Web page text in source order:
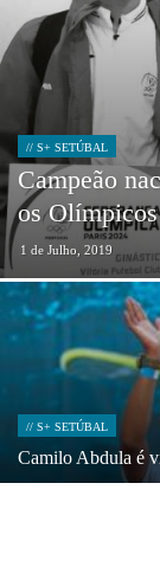
// S+ SETÚBAL
Campeão
os Olímpicos
1 de Julho, 2019
// S+ SETÚBAL
Camilo Abdula é